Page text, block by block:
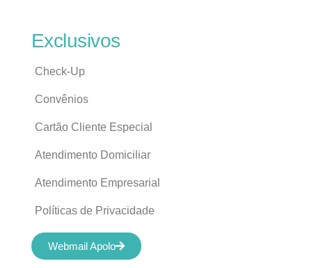
Exclusivos
Check-Up
Convênios
Cartão Cliente Especial
Atendimento Domiciliar
Atendimento Empresarial
Políticas de Privacidade
Webmail Apolo